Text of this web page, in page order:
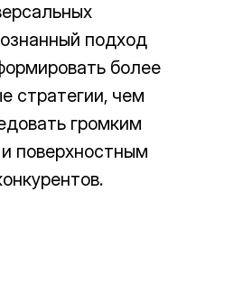
подход
более
стратегии, чем
громким
поверхностным